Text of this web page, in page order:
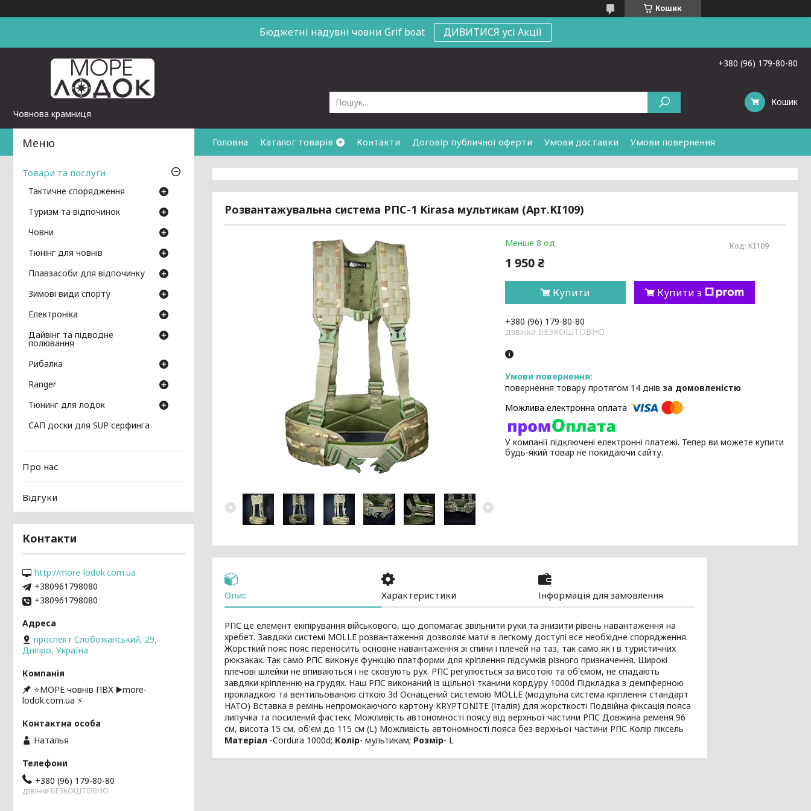
Кошик
Бюджетні надувні човни Grif boat ДИВИТИСЯ усі Акції
Човнова крамниця
+380 (96) 179-80-80
Кошик
Головна Каталог товарів Контакти Договір публичної оферти Умови доставки Умови повернення
Розвантажувальна система РПС-1 Kirasa мультикам (Арт.KI109)
Менше 8 од. Код: KI109
1 950 ₴
Купити Купити з
+380 (96) 179-80-80
дзвінки БЕЗКОШТОВНО
повернення товару протягом 14 днів за домовленістю
У компанії підключені електронні платежі. Тепер ви можете купити
будь-який товар не покидаючи сайту.
Опис Характеристики Інформація для замовлення
РПС це елемент екіпірування військового, що допомагає звільнити руки та знизити рівень навантаження на
хребет. Завдяки системі MOLLE розвантаження дозволяє мати в легкому доступі все необхідне спорядження.
Жорсткий пояс пояс переносить основне навантаження зі спини і плечей на таз, так само як і в туристичних
рюкзаках. Так само РПС виконує функцію платформи для кріплення підсумків різного призначення. Широкі
плечові шлейки не впиваються і не сковують рух. РПС регулюється за висотою та об'ємом, не спадають
завдяки кріпленню на грудях. Наш РПС виконаний із щільної тканини кордуру 1000d Підкладка з демпферною
прокладкою та вентильованою сіткою 3d Оснащений системою MOLLE (модульна система кріплення стандарт
НАТО) Вставка в ремінь непромокаючого картону KRYPTONITE (Італія) для жорсткості Подвійна фіксація пояса
липучка та посилений фастекс Можливість автономності поясу від верхньої частини РПС Довжина ременя 96
см, висота 15 см, об'єм до 115 см (L) Можливість автономності пояса без верхньої частини РПС Колір піксель
Матеріал -Cordura 1000d; Колір- мультикам; Розмір- L
Товари та послуги
Тактичне спорядження
Туризм та відпочинок
Човни
Тюнінг для човнів
Плавзасоби для відпочинку
Зимові види спорту
Електроніка
Дайвінг та підводне
полювання
Рибалка
Ranger
Тюнинг для лодок
САП доски для SUP серфинга
Про нас
Відгуки
Контакти
http://more-lodok.com.ua
+380961798080
+380961798080
проспект Слобожанський, 29,
Дніпро, Україна
⭐️МОРЕ човнів ПВХ ▶️more-
lodok.com.ua ⚡
Наталья
+380 (96) 179-80-80
дзвінки БЕЗКОШТОВНО